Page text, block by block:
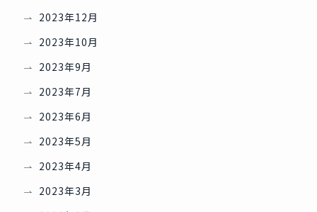
2023年12月
2023年10月
2023年9月
2023年7月
2023年6月
2023年5月
2023年4月
2023年3月